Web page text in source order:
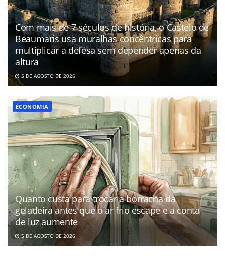
Com mais de 7 séculos de história, o Castelo de
Beaumaris usa muralhas concêntricas para
multiplicar a defesa sem depender apenas da
altura
5 DE AGOSTO DE 2026
ECONOMIA
Quanto custa para trocar a borracha da
geladeira antes que o ar frio escape e a conta
de luz aumente
5 DE AGOSTO DE 2026